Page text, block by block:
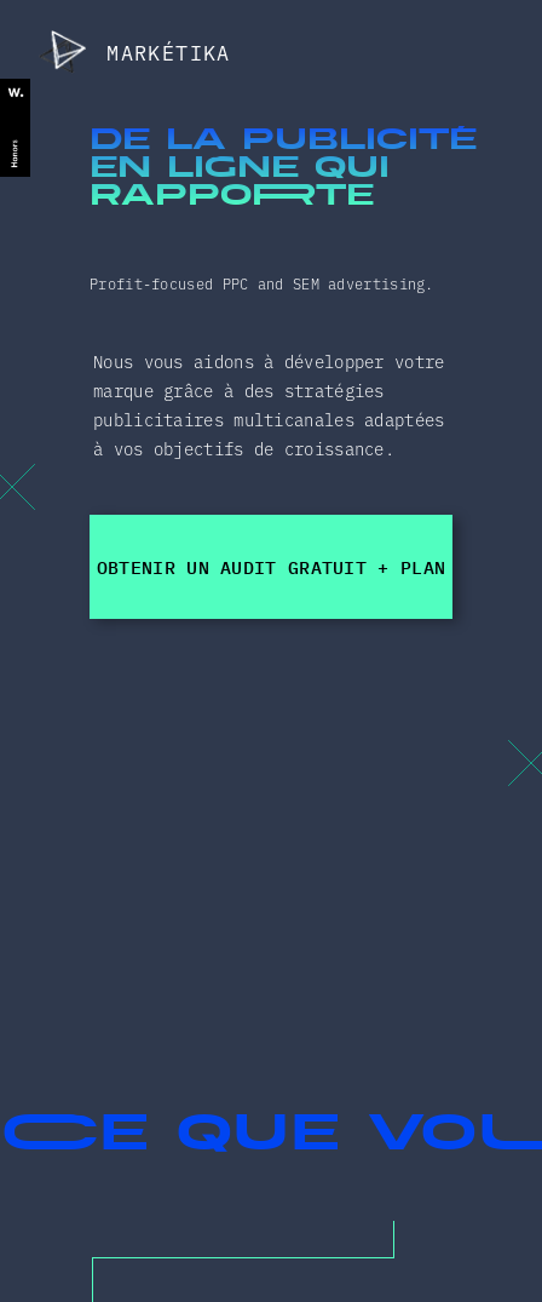
MARKÉTIKA
Profit-focused PPC and SEM advertising.
Nous vous aidons à développer votre
marque grâce à des stratégies
publicitaires multicanales adaptées
à vos objectifs de croissance.
OBTENIR UN AUDIT GRATUIT + PLAN
de la publicité
en ligne qui
rappoRte
Ce que